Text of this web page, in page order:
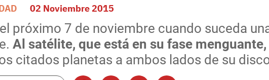
02 Noviembre 2015
próximo 7 de noviembre cuando suceda
Al satélite, que está en su fase
citados planetas a ambos lados de su